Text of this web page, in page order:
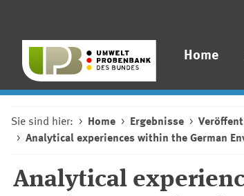
Home
Sie sind hier: Home Ergebnisse
Analytical experiences within the German
Analytical